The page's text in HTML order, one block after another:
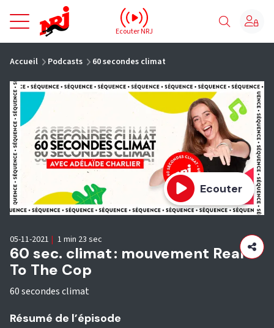
NRJ - Accueil
Ecouter NRJ
Accueil Podcasts 60 secondes climat
Ecouter
60 sec. climat : mouvement Real
To The Cop
60 secondes climat
05-11-2021 | 1 min 23 sec
Résumé de l’épisode